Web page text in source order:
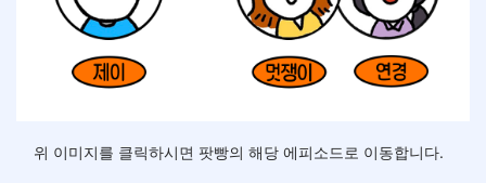
위 이미지를 클릭하시면 팟빵의 해당 에피소드로 이동합니다.